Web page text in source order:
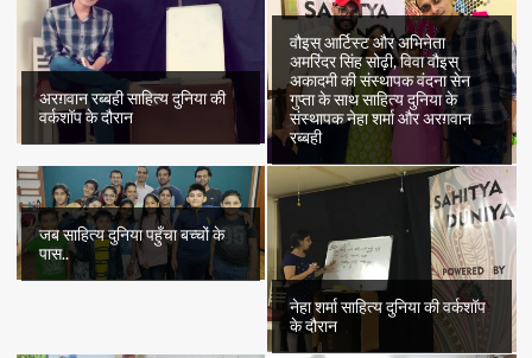
अरग़वान रब्बही साहित्य दुनिया की
वर्कशॉप के दौरान
वौइस् आर्टिस्ट और अभिनेता
अमरिंदर सिंह सोढ़ी, विवा वौइस्
अकादमी की संस्थापक वंदना सेन
गुप्ता के साथ साहित्य दुनिया के
संस्थापक नेहा शर्मा और अरग़वान
रब्बही
जब साहित्य दुनिया पहुँचा बच्चों के
पास..
नेहा शर्मा साहित्य दुनिया की वर्कशॉप
के दौरान